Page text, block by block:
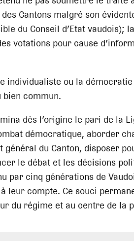
Cantons malgré son
du Conseil d’Etat vaudois);
votations pour cause
individualiste ou la
commun.
dès l’origine le pari de la
démocratique, aborder
du Canton, disposer
le débat et les décisions
par cinq générations de
leur compte. Ce souci
du régime et au centre de la